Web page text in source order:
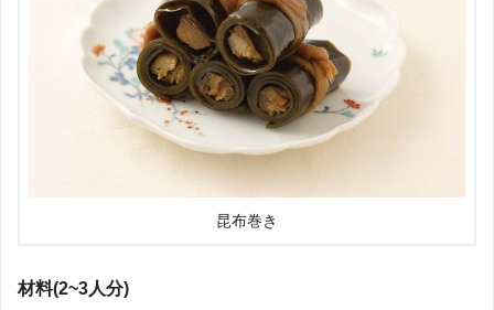
昆布巻き
材料(2~3人分)